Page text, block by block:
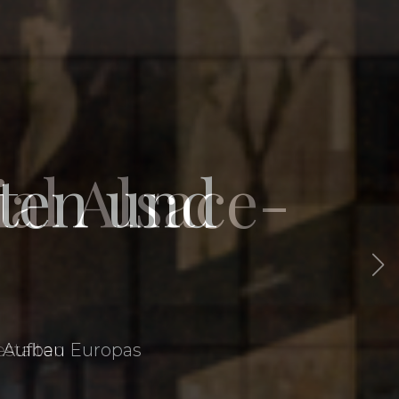
Alsace-
und
Europas